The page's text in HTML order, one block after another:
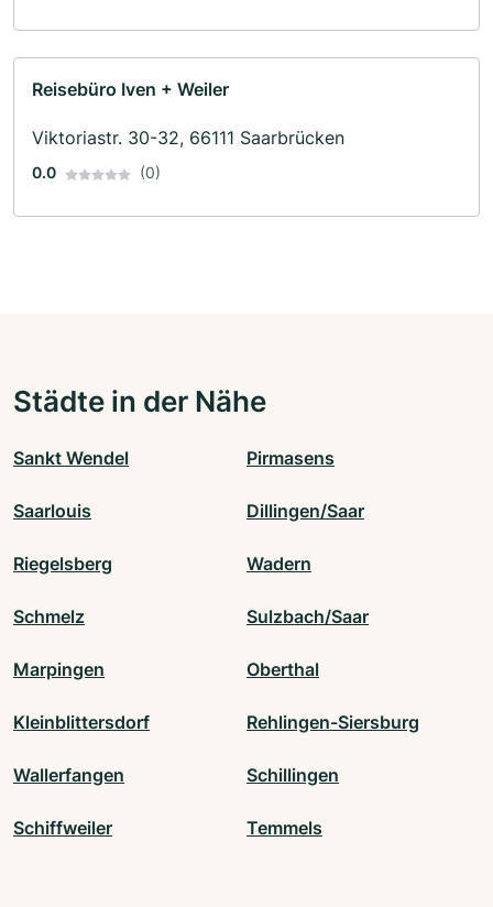
Reisebüro Iven + Weiler
Viktoriastr. 30-32, 66111 Saarbrücken
0.0 (0)
Städte in der Nähe
Sankt Wendel Pirmasens
Saarlouis Dillingen/Saar
Riegelsberg Wadern
Schmelz Sulzbach/Saar
Marpingen Oberthal
Kleinblittersdorf Rehlingen-Siersburg
Wallerfangen Schillingen
Schiffweiler Temmels